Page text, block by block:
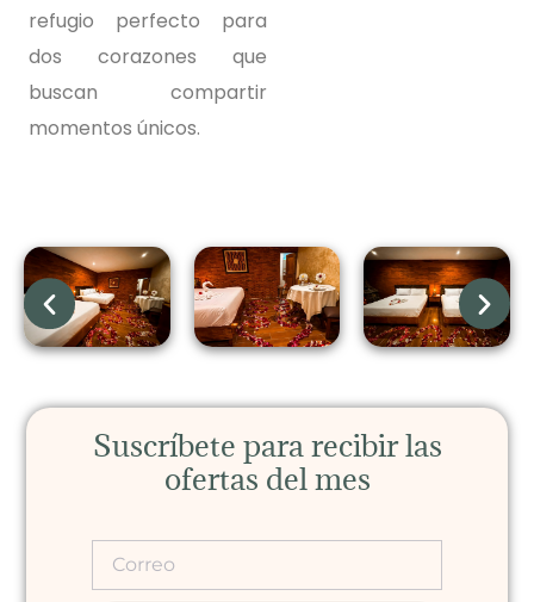
refugio perfecto para
dos corazones que
buscan compartir
momentos únicos.
Suscríbete para recibir las
ofertas del mes